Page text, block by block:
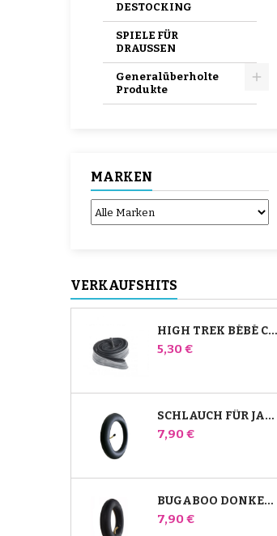
DESTOCKING
SPIELE FÜR
DRAUSSEN
Generalüberholte
Produkte
MARKEN
VERKAUFSHITS
HIGH TREK BÉBÉ CONFORT SCHLAUCH
Preis
5,30 €
SCHLAUCH FÜR JANÉ SLALOM PRO UND POWERTWIN KINDERWAGEN
Preis
7,90 €
BUGABOO DONKEY KINDERWAGEN FRONT INNENROHR
Preis
7,90 €